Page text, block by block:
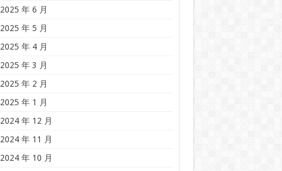
2025 年 6 月
2025 年 5 月
2025 年 4 月
2025 年 3 月
2025 年 2 月
2025 年 1 月
2024 年 12 月
2024 年 11 月
2024 年 10 月